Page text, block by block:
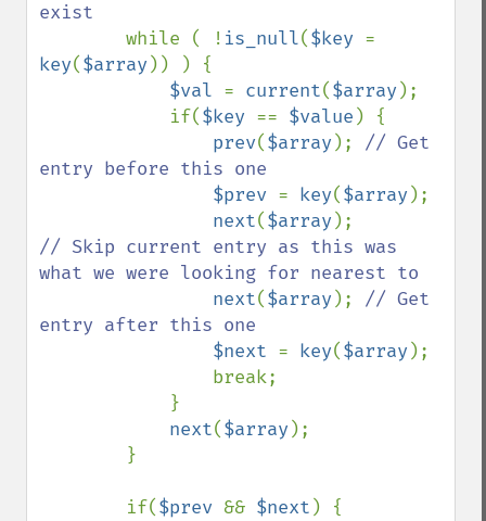
exist
while ( ! is_null($key
key($array )) ) {
$val = current($array );
            if(
$key == $value ) {
prev($array ); // Get
entry before this one
$prev = key($array );
next($array
// Skip current entry as this was
what we were looking for nearest to
next($array ); // Get
entry after this one
$next = key($array );
next($array );
        if(
$prev && $next ) {